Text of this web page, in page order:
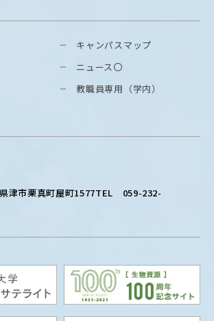
津市栗真町屋町1577TEL 059-232-
キャンパスマップ
ニュース〇
教職員専用（学内）